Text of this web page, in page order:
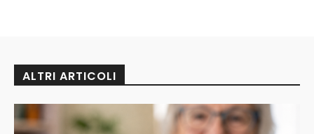
ALTRI ARTICOLI